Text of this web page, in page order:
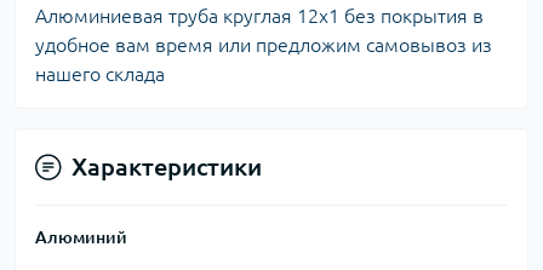
Алюминиевая труба круглая 12х1 без покрытия в
удобное вам время или предложим самовывоз из
нашего склада
Характеристики
Алюминий